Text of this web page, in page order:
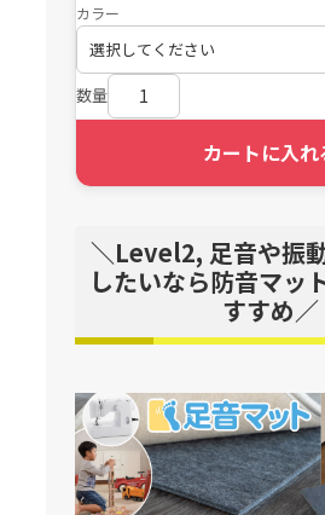
カラー
数量
カートに入れ
＼Level2, 足音や振
したいなら防音マッ
すすめ／